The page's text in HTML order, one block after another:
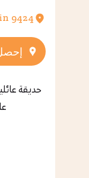
9424 King Faisal Rd Al Wardatain
حديقة